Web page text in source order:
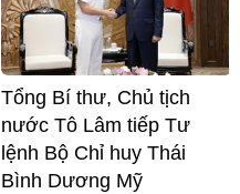
Tổng Bí thư, Chủ tịch
nước Tô Lâm tiếp Tư
lệnh Bộ Chỉ huy Thái
Bình Dương Mỹ